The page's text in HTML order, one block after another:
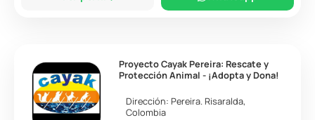
Proyecto Cayak Pereira: Rescate y
Protección Animal - ¡Adopta y Dona!
Dirección: Pereira. Risaralda,
Colombia